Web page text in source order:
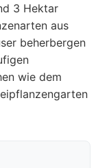
3 Hektar
aus
beherbergen
wie dem